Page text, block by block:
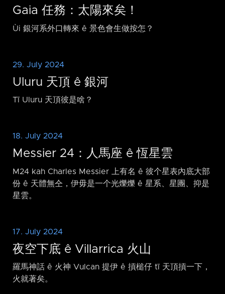
Gaia 任務：太陽來矣！
Ùi 銀河系外口轉來 ê 景色會生做按怎？
29. July 2024
Uluru 天頂 ê 銀河
Tī Uluru 天頂彼是啥？
18. July 2024
Messier 24：人馬座 ê 恆星雲
M24 kah Charles Messier 上有名 ê 彼个星表內底大部
份 ê 天體無仝，伊毋是一个光爍爍 ê 星系、星團、抑是
星雲。
17. July 2024
夜空下底 ê Villarrica 火山
羅馬神話 ê 火神 Vulcan 提伊 ê 摃槌仔 tī 天頂摃一下，
火就著矣。